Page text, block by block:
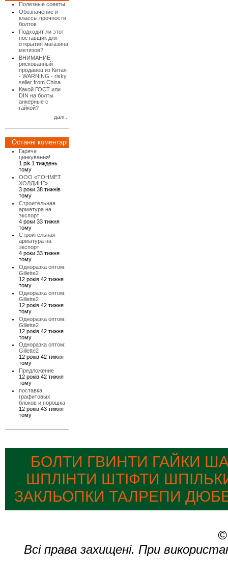
Полезные советы
Обозначение и
классы прочности
болтов
Подходит ли этот
поставщик для
открытия магазина
метизов?
ВНИМАНИЕ -
рискованный
продавец из Китая
- WARNING - risky
seller from China
Какой ГОСТ или
DIN на болты
анкерные с
гайкой?
далі...
Останні коментарі
Гаряче
цинкування!
1 рік 1 тиждень
тому
ООО «ТОНМЕТ
ХОЛДИНГ»
3 роки 38 тижнів
тому
Строительная
арматура на
экспорт
4 роки 33 тижня
тому
Строительная
арматура на
экспорт
4 роки 33 тижня
тому
Одноразка оптом:
Gillette2
12 років 42 тижня
тому
Одноразка оптом:
Gillette2
12 років 42 тижня
тому
Одноразка оптом:
Gillette2
12 років 42 тижня
тому
Одноразка оптом:
Gillette2
12 років 42 тижня
тому
Предложение
12 років 42 тижня
тому
поставка
графитовых
блоков и порошка
12 років 43 тижня
тому
БОЛТИ ГВИНТИ ГАЙКИ
ШПЛІНТИ ШТІФТИ
ЗАКЛЬОПКИ ТАЛРЕПИ
©
Всі права захищені. При